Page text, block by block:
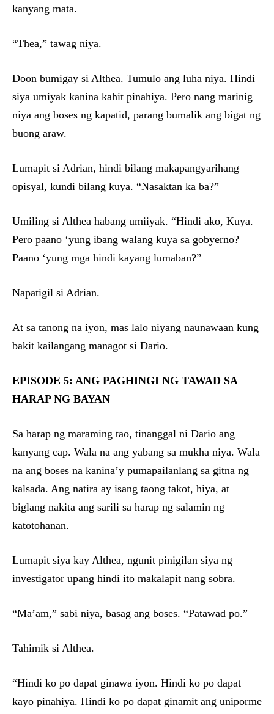
kanyang mata.
“Thea,” tawag niya.
Doon bumigay si Althea. Tumulo ang luha niya. Hindi
siya umiyak kanina kahit pinahiya. Pero nang marinig
niya ang boses ng kapatid, parang bumalik ang bigat ng
buong araw.
Lumapit si Adrian, hindi bilang makapangyarihang
opisyal, kundi bilang kuya. “Nasaktan ka ba?”
Umiling si Althea habang umiiyak. “Hindi ako, Kuya.
Pero paano ‘yung ibang walang kuya sa gobyerno?
Paano ‘yung mga hindi kayang lumaban?”
Napatigil si Adrian.
At sa tanong na iyon, mas lalo niyang naunawaan kung
bakit kailangang managot si Dario.
EPISODE 5: ANG PAGHINGI NG TAWAD SA
HARAP NG BAYAN
Sa harap ng maraming tao, tinanggal ni Dario ang
kanyang cap. Wala na ang yabang sa mukha niya. Wala
na ang boses na kanina’y pumapailanlang sa gitna ng
kalsada. Ang natira ay isang taong takot, hiya, at
biglang nakita ang sarili sa harap ng salamin ng
katotohanan.
Lumapit siya kay Althea, ngunit pinigilan siya ng
investigator upang hindi ito makalapit nang sobra.
“Ma’am,” sabi niya, basag ang boses. “Patawad po.”
Tahimik si Althea.
“Hindi ko po dapat ginawa iyon. Hindi ko po dapat
kayo pinahiya. Hindi ko po dapat ginamit ang uniporme